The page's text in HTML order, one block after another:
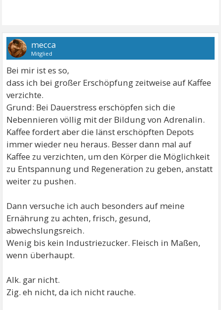
mecca
Mitglied
Bei mir ist es so,
dass ich bei großer Erschöpfung zeitweise auf Kaffee
verzichte.
Grund: Bei Dauerstress erschöpfen sich die
Nebennieren völlig mit der Bildung von Adrenalin.
Kaffee fordert aber die länst erschöpften Depots
immer wieder neu heraus. Besser dann mal auf
Kaffee zu verzichten, um den Körper die Möglichkeit
zu Entspannung und Regeneration zu geben, anstatt
weiter zu pushen.
Dann versuche ich auch besonders auf meine
Ernährung zu achten, frisch, gesund,
abwechslungsreich.
Wenig bis kein Industriezucker. Fleisch in Maßen,
wenn überhaupt.
Alk. gar nicht.
Zig. eh nicht, da ich nicht rauche.